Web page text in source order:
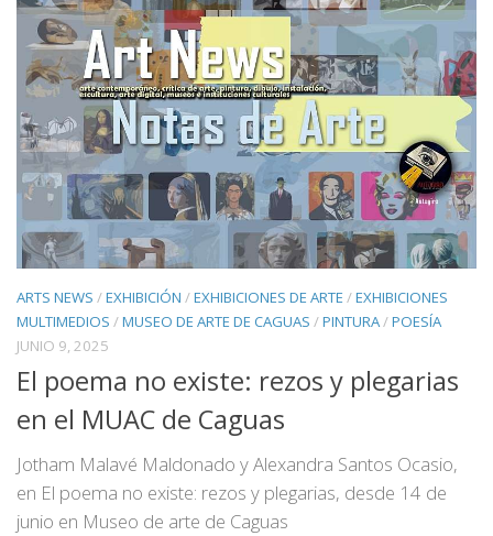
ARTS NEWS /EXHIBICIÓN /EXHIBICIONES DE ARTE /EXHIBICIONES
MULTIMEDIOS /MUSEO DE ARTE DE CAGUAS /PINTURA/POESÍA
JUNIO 9, 2025
El poema no existe: rezos y plegarias
en el MUAC de Caguas
Jotham Malavé Maldonado y Alexandra Santos Ocasio,
en El poema no existe: rezos y plegarias, desde 14 de
junio en Museo de arte de Caguas